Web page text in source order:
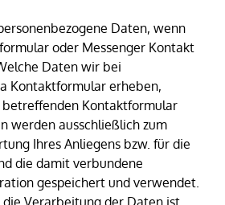
Daten, wenn
oder Messenger Kontakt
Daten wir bei
Kontaktformular erheben,
betreffenden Kontaktformular
werden ausschließlich zum
Ihres Anliegens bzw. für die
die damit verbundene
gespeichert und verwendet.
Verarbeitung der Daten ist